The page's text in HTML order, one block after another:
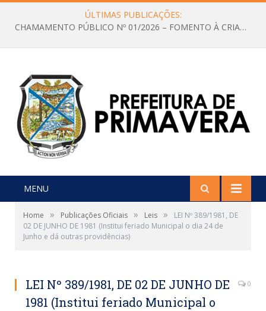
ÚLTIMAS PUBLICAÇÕES:
CHAMAMENTO PÚBLICO Nº 01/2026 – FOMENTO À CRIAÇÃO E A CIRCULAÇÃO DE PRODUÇÕES CULTURAIS – Aldir Blanc
MENU
Home » Publicações Oficiais » Leis »
LEI Nº 389/1981, DE
02 DE JUNHO DE 1981 (Institui feriado Municipal o dia 24 de
Junho e dá outras providências)
LEI Nº 389/1981, DE 02 DE JUNHO DE
1981 (Institui feriado Municipal o
0